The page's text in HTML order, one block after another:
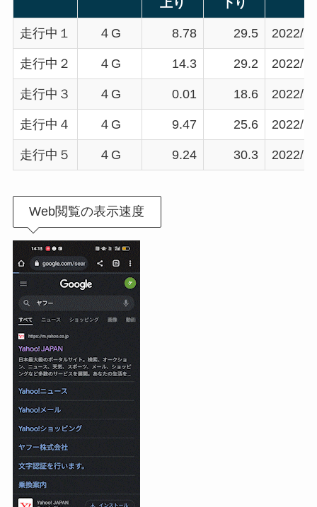
上り
下り
走行中１ ４G 8.78 29.5 2022/
走行中２ ４G 14.3 29.2 2022/
走行中３ ４G 0.01 18.6 2022/
走行中４ ４G 9.47 25.6 2022/
走行中５ ４G 9.24 30.3 2022/
Web閲覧の表示速度